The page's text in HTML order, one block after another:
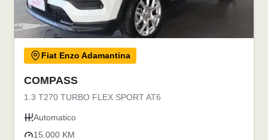
Fiat Enzo Adamantina
COMPASS
1.3 T270 TURBO FLEX SPORT AT6
Automatico
15.000 KM